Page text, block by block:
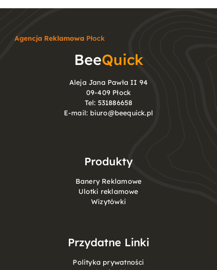
Agencja ReklamowaPłock
BeeQuick
Aleja Jana Pawła II 94
09-409 Płock
Tel: 531886658
E-mail: biuro@beequick.pl
Produkty
Banery Reklamowe
Ulotki reklamowe
Wizytówki
Przydatne Linki
Polityka prywatności